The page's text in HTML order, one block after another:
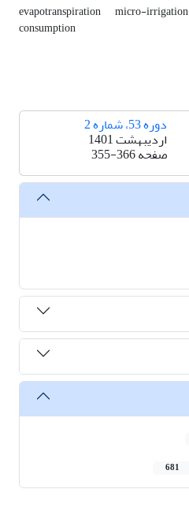
evapotranspiration micro-irrigation
consumption
دوره 53، شماره 2
اردیبهشت 1401
صفحه355-366
681